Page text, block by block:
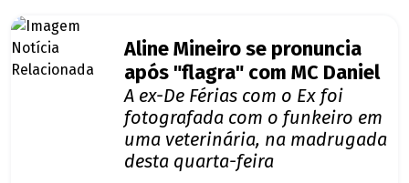
Aline Mineiro se pronuncia
após "flagra" com MC Daniel
A ex-De Férias com o Ex foi
fotografada com o funkeiro em
uma veterinária, na madrugada
desta quarta-feira